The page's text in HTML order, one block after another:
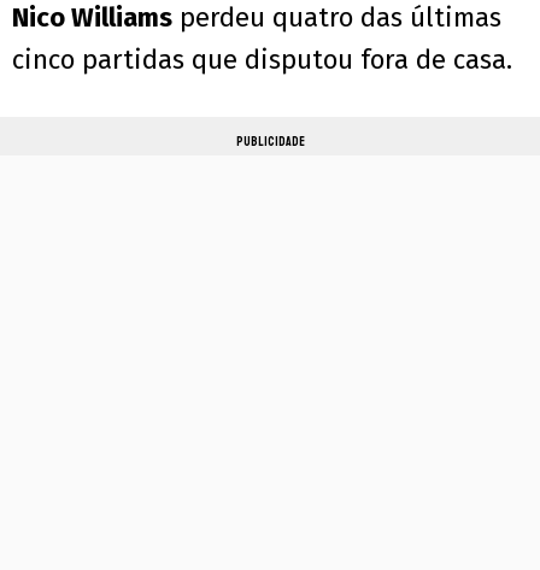
Nico Williams perdeu quatro das últimas
cinco partidas que disputou fora de casa.
PUBLICIDADE